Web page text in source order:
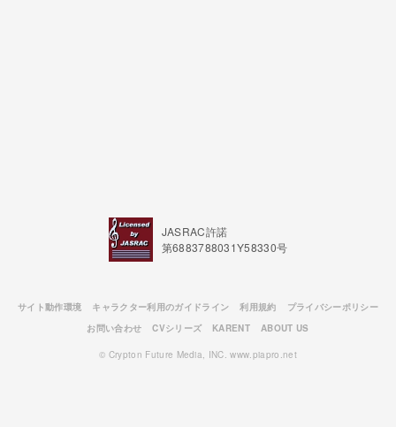
JASRAC許諾
第6883788031Y58330号
サイト動作環境 キャラクター利用のガイドライン 利用規約
プライバシーポリシー
お問い合わせ
CVシリーズ KARENT ABOUT US
© Crypton Future Media, INC. www.piapro.net